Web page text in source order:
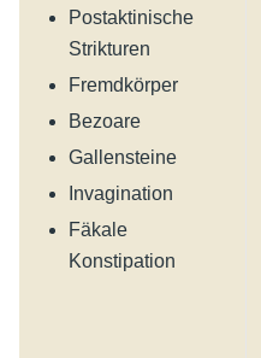
Postaktinische
Strikturen
Fremdkörper
Bezoare
Gallensteine
Invagination
Fäkale
Konstipation